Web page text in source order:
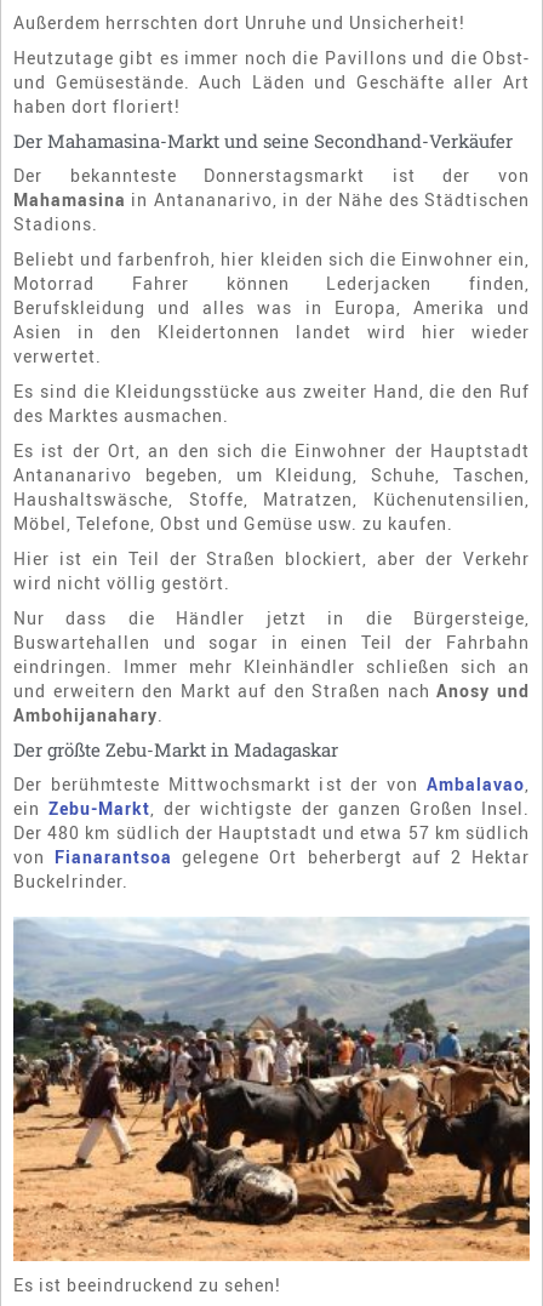
Außerdem herrschten dort Unruhe und Unsicherheit!
Heutzutage gibt es immer noch die Pavillons und die Obst-
und Gemüsestände. Auch Läden und Geschäfte aller Art
haben dort floriert!
Der Mahamasina-Markt und seine Secondhand-Verkäufer
Der bekannteste Donnerstagsmarkt ist der von
Mahamasina in Antananarivo, in der Nähe des Städtischen
Stadions.
Beliebt und farbenfroh, hier kleiden sich die Einwohner ein,
Motorrad Fahrer können Lederjacken finden,
Berufskleidung und alles was in Europa, Amerika und
Asien in den Kleidertonnen landet wird hier wieder
verwertet.
Es sind die Kleidungsstücke aus zweiter Hand, die den Ruf
des Marktes ausmachen.
Es ist der Ort, an den sich die Einwohner der Hauptstadt
Antananarivo begeben, um Kleidung, Schuhe, Taschen,
Haushaltswäsche, Stoffe, Matratzen, Küchenutensilien,
Möbel, Telefone, Obst und Gemüse usw. zu kaufen.
Hier ist ein Teil der Straßen blockiert, aber der Verkehr
wird nicht völlig gestört.
Nur dass die Händler jetzt in die Bürgersteige,
Buswartehallen und sogar in einen Teil der Fahrbahn
eindringen. Immer mehr Kleinhändler schließen sich an
und erweitern den Markt auf den Straßen nachAnosy und
Ambohijanahary
Der größte Zebu-Markt in Madagaskar
Der berühmteste Mittwochsmarkt ist der von Ambalavao
einZebu-Markt , der wichtigste der ganzen Großen Insel.
Der 480 km südlich der Hauptstadt und etwa 57 km südlich
von Fianarantsoa gelegene Ort beherbergt auf 2 Hektar
Buckelrinder.
Es ist beeindruckend zu sehen!